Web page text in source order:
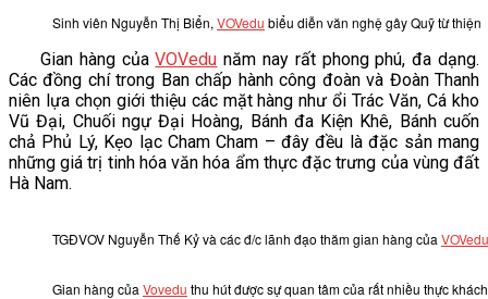
Sinh viên Nguyễn Thị Biển, VOVedu biểu diễn văn nghệ gây Quỹ từ thiện
Gian hàng củaVOVedu năm nay rất phong phú, đa dạng.
Các đồng chí trong Ban chấp hành công đoàn và Đoàn Thanh
niên lựa chọn giới thiệu các mặt hàng như ổi Trác Văn, Cá kho
Vũ Đại, Chuối ngự Đại Hoàng, Bánh đa Kiện Khê, Bánh cuốn
chả Phủ Lý, Kẹo lạc Cham Cham – đây đều là đặc sản mang
những giá trị tinh hóa văn hóa ẩm thực đặc trưng của vùng đất
Hà Nam.
TGĐVOV Nguyễn Thế Kỷ và các đ/c lãnh đạo thăm gian hàng của VOVedu
Gian hàng của Vovedu thu hút được sự quan tâm của rất nhiều thực khách